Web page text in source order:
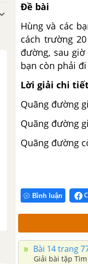
Đề bài
Hùng và các
cách trường
đường, sau
bạn còn phải
Lời giải chi
Quãng đường
Quãng đường
Quãng đường
Bình luận
Bài 14 trang
Giải bài tập